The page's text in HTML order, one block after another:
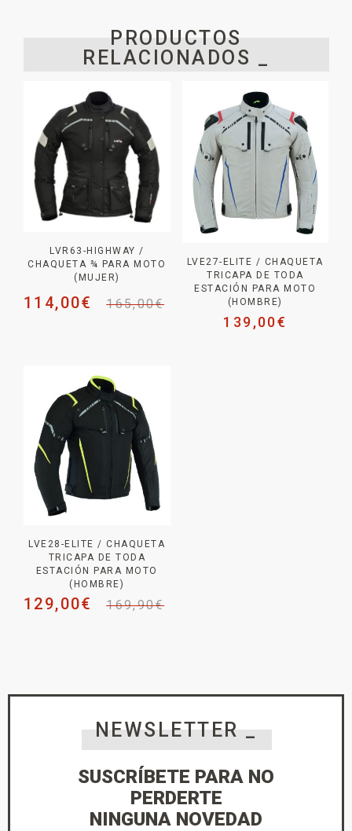
PRODUCTOS
RELACIONADOS _
LVR63-HIGHWAY /
CHAQUETA ¾ PARA MOTO
(MUJER)
165,00€
114,00€
LVE27-ELITE / CHAQUETA
TRICAPA DE TODA
ESTACIÓN PARA MOTO
(HOMBRE)
139,00€
LVE28-ELITE / CHAQUETA
TRICAPA DE TODA
ESTACIÓN PARA MOTO
(HOMBRE)
169,90€
129,00€
NEWSLETTER _
SUSCRÍBETE PARA NO
PERDERTE
NINGUNA NOVEDAD